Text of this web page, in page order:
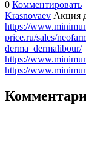
0 Комментировать
Krasnovaev Акция
https://
price.ru/sales/
derma_dermalibour/
https://
https://